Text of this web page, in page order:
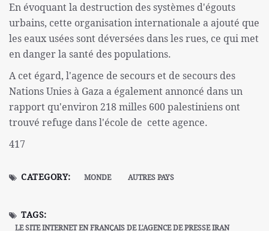
En évoquant la destruction des systèmes d'égouts
urbains, cette organisation internationale a ajouté que
les eaux usées sont déversées dans les rues, ce qui met
en danger la santé des populations.
A cet égard, l'agence de secours et de secours des
Nations Unies à Gaza a également annoncé dans un
rapport qu'environ 218 milles 600 palestiniens ont
trouvé refuge dans l'école de cette agence.
417
CATEGORY: MONDE AUTRES PAYS
TAGS:
LE SITE INTERNET EN FRANÇAIS DE L'AGENCE DE PRESSE IRAN